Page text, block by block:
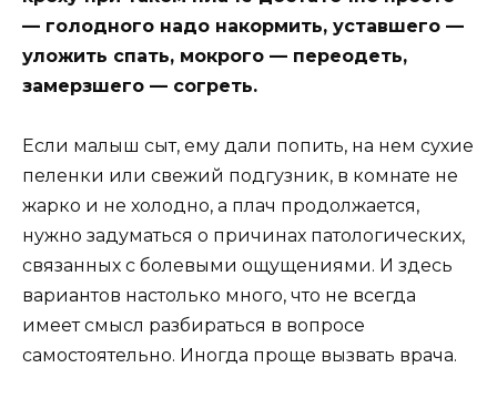
— голодного надо накормить, уставшего —
уложить спать, мокрого — переодеть,
замерзшего — согреть.
Если малыш сыт, ему дали попить, на нем сухие
пеленки или свежий подгузник, в комнате не
жарко и не холодно, а плач продолжается,
нужно задуматься о причинах патологических,
связанных с болевыми ощущениями. И здесь
вариантов настолько много, что не всегда
имеет смысл разбираться в вопросе
самостоятельно. Иногда проще вызвать врача.